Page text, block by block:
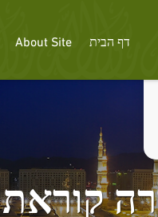
דף הבית About Site